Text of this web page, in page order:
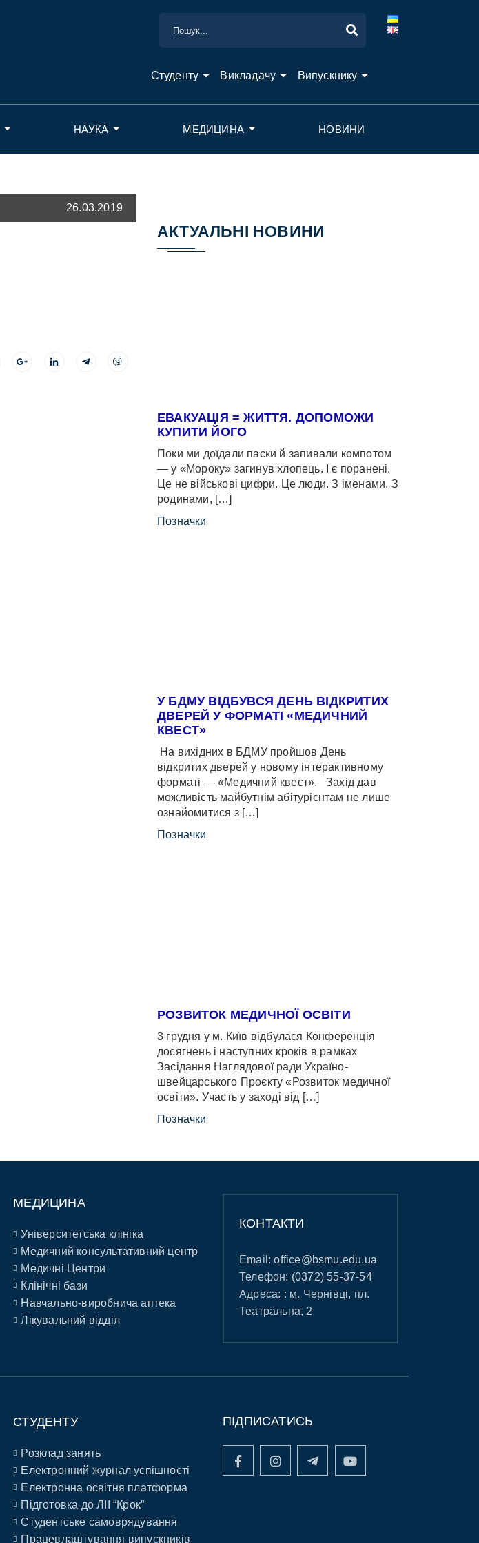
Студенту Викладачу Випускнику
НАУКА МЕДИЦИНА НОВИНИ
26.03.2019
АКТУАЛЬНІ НОВИНИ
ЕВАКУАЦІЯ = ЖИТТЯ. ДОПОМОЖИ
КУПИТИ ЙОГО
Поки ми доїдали паски й запивали компотом
— у «Мороку» загинув хлопець. І є поранені.
Це не військові цифри. Це люди. З іменами. З
родинами, […]
Позначки
У БДМУ ВІДБУВСЯ ДЕНЬ ВІДКРИТИХ
ДВЕРЕЙ У ФОРМАТІ «МЕДИЧНИЙ
КВЕСТ»
На вихідних в БДМУ пройшов День
відкритих дверей у новому інтерактивному
форматі — «Медичний квест». Захід дав
можливість майбутнім абітурієнтам не лише
ознайомитися з […]
Позначки
РОЗВИТОК МЕДИЧНОЇ ОСВІТИ
3 грудня у м. Київ відбулася Конференція
досягнень і наступних кроків в рамках
Засідання Наглядової ради Україно-
швейцарського Проєкту «Розвиток медичної
освіти». Участь у заході від […]
Позначки
МЕДИЦИНА
Університетська клініка
Медичний консультативний центр
Медичні Центри
Клінічні бази
Навчально-виробнича аптека
Лікувальний відділ
КОНТАКТИ
Email:office@bsmu.edu.ua
Телефон: (0372) 55-37-54
Адреса: : м. Чернівці, пл.
Театральна, 2
СТУДЕНТУ
Розклад занять
Електронний журнал успішності
Електронна освітня платформа
Підготовка до ЛІІ “Крок”
Студентське самоврядування
Працевлаштування випускників
ПІДПИСАТИСЬ